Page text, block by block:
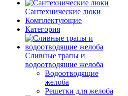
Сантехнические люки
Комплектующие
Категория
Cливные трапы и
водоотводящие желоба
Водоотводящие
желоба
Решетки для желоба